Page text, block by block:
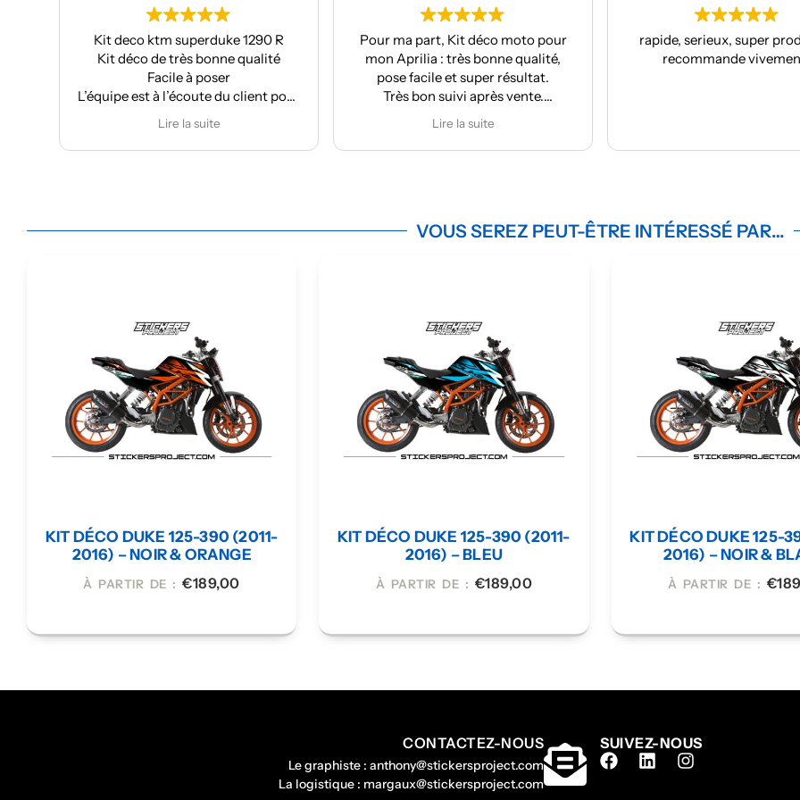
ktm superduke 1290 R
déco de très bonne qualité
est à l’écoute du client pour
Pour ma part, Kit déco moto pour
mon Aprilia : très bonne qualité,
pose facile et super résultat.
Très bon suivi après vente.
rapide, serieux, super produit, je
recommande vivement !
VOUS SEREZ PEUT-ÊTRE INTÉRESSÉ PAR…
KIT DÉCO DUKE 125-390 (2011-
2016) – NOIR & ORANGE
À PARTIR DE :€189,00
KIT DÉCO DUKE 125-390 (2011-
2016) – BLEU
À PARTIR DE : €189,00
KIT DÉCO DUKE 125-
2016) – NOIR &
À PARTIR DE : €
CONTACTEZ-NOUS
Le graphiste : anthony@stickersproject.com
La logistique : margaux@stickersproject.com
SUIVEZ-NOUS